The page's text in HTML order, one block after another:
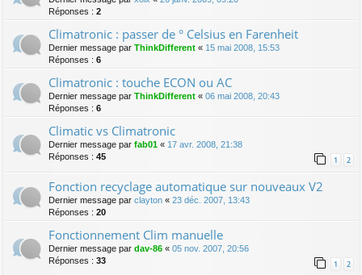
Réponses : 2
Climatronic : passer de ° Celsius en Farenheit
Dernier message par ThinkDifferent « 15 mai 2008, 15:53
Réponses : 6
Climatronic : touche ECON ou AC
Dernier message par ThinkDifferent « 06 mai 2008, 20:43
Réponses : 6
Climatic vs Climatronic
Dernier message par fab01 « 17 avr. 2008, 21:38
Réponses : 45 1 2
Fonction recyclage automatique sur nouveaux V2
Dernier message par clayton « 23 déc. 2007, 13:43
Réponses : 20
Fonctionnement Clim manuelle
Dernier message par dav-86 « 05 nov. 2007, 20:56
Réponses : 33 1 2